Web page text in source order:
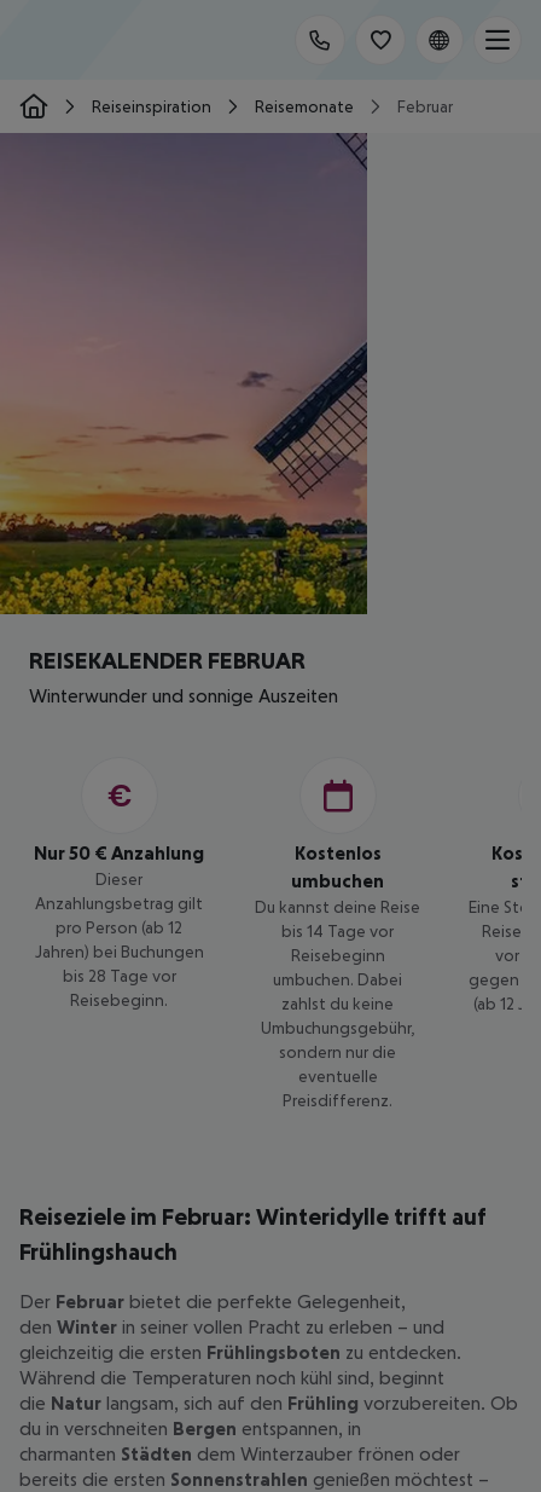
Reiseinspiration Reisemonate Februar
REISEKALENDER FEBRUAR
Winterwunder und sonnige Auszeiten
Nur 50 € Anzahlung
Dieser
Anzahlungsbetrag gilt
pro Person (ab 12
Jahren) bei Buchungen
bis 28 Tage vor
Reisebeginn.
Kostenlos
umbuchen
Du kannst deine Reise
bis 14 Tage vor
Reisebeginn
umbuchen. Dabei
zahlst du keine
Umbuchungsgebühr,
sondern nur die
eventuelle
Preisdifferenz.
Eine
Reise
vor
gegen
(ab 12
Reiseziele im Februar: Winteridylle trifft auf
Frühlingshauch
Der Februar bietet die perfekte Gelegenheit,
den Winter in seiner vollen Pracht zu erleben – und
gleichzeitig die ersten Frühlingsboten zu entdecken.
Während die Temperaturen noch kühl sind, beginnt
die Natur langsam, sich auf den Frühling vorzubereiten. Ob
du in verschneiten Bergen entspannen, in
charmanten Städten dem Winterzauber frönen oder
bereits die ersten Sonnenstrahlen genießen möchtest –